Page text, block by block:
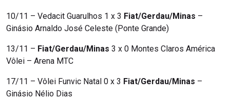
10/11 – Vedacit Guarulhos 1 x 3 Fiat/Gerdau/Minas –
Ginásio Arnaldo José Celeste (Ponte Grande)
13/11 – Fiat/Gerdau/Minas 3 x 0 Montes Claros América
Vôlei – Arena MTC
17/11 – Vôlei Funvic Natal 0 x 3 Fiat/Gerdau/Minas –
Ginásio Nélio Dias